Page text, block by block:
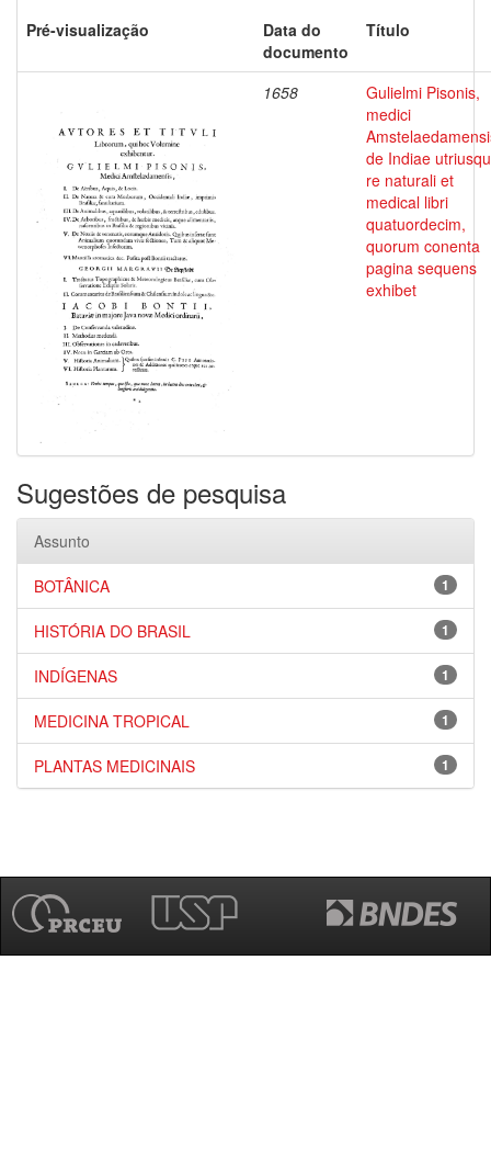
Pré-visualização
Data do
documento
Título
1658
Gulielmi Pisonis,
medici
de Indiae
re naturali et
medical libri
quatuordecim,
quorum conenta
pagina sequens
exhibet
Sugestões de pesquisa
Assunto
1
BOTÂNICA
1
HISTÓRIA DO BRASIL
1
INDÍGENAS
1
MEDICINA TROPICAL
1
PLANTAS MEDICINAIS